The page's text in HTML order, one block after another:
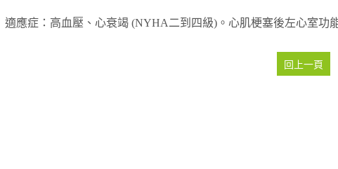
適應症：高血壓、心衰竭 (NYHA二到四級)。心肌梗塞後左心室功
回上一頁